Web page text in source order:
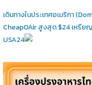
เดินทางในประเทศอเมริกา
CheapOAir สูงสุด $24 เหรีย
USA24